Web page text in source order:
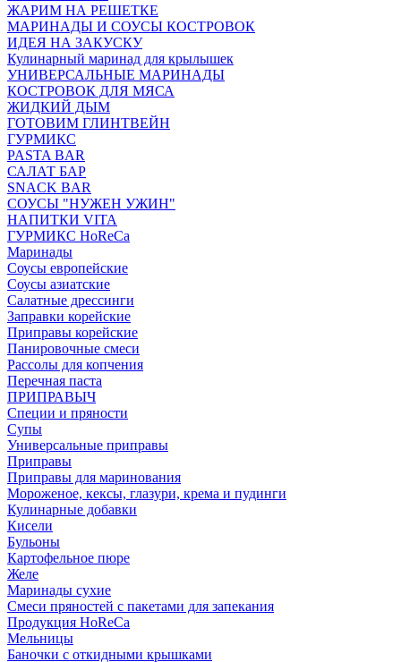
ЖАРИМ НА РЕШЕТКЕ
МАРИНАДЫ И СОУСЫ КОСТРОВОК
ИДЕЯ НА ЗАКУСКУ
Кулинарный маринад для крылышек
УНИВЕРСАЛЬНЫЕ МАРИНАДЫ
КОСТРОВОК ДЛЯ МЯСА
ЖИДКИЙ ДЫМ
ГОТОВИМ ГЛИНТВЕЙН
ГУРМИКС
PASTA BAR
САЛАТ БАР
SNACK BAR
СОУСЫ "НУЖЕН УЖИН"
НАПИТКИ VITA
ГУРМИКС HoReCa
Маринады
Соусы европейские
Соуcы азиатские
Салатные дрессинги
Заправки корейские
Приправы корейские
Панировочные смеси
Рассолы для копчения
Перечная паста
ПРИПРАВЫЧ
Специи и пряности
Супы
Универсальные приправы
Приправы
Приправы для маринования
Мороженое, кексы, глазури, крема и пудинги
Кулинарные добавки
Кисели
Бульоны
Картофельное пюре
Желе
Маринады сухие
Смеси пряностей с пакетами для запекания
Продукция HoReCa
Мельницы
Баночки с откидными крышками